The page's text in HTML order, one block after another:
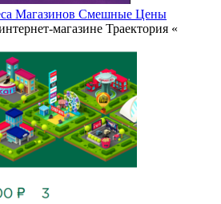
Магазинов Смешные Цены
магазине Траектория «